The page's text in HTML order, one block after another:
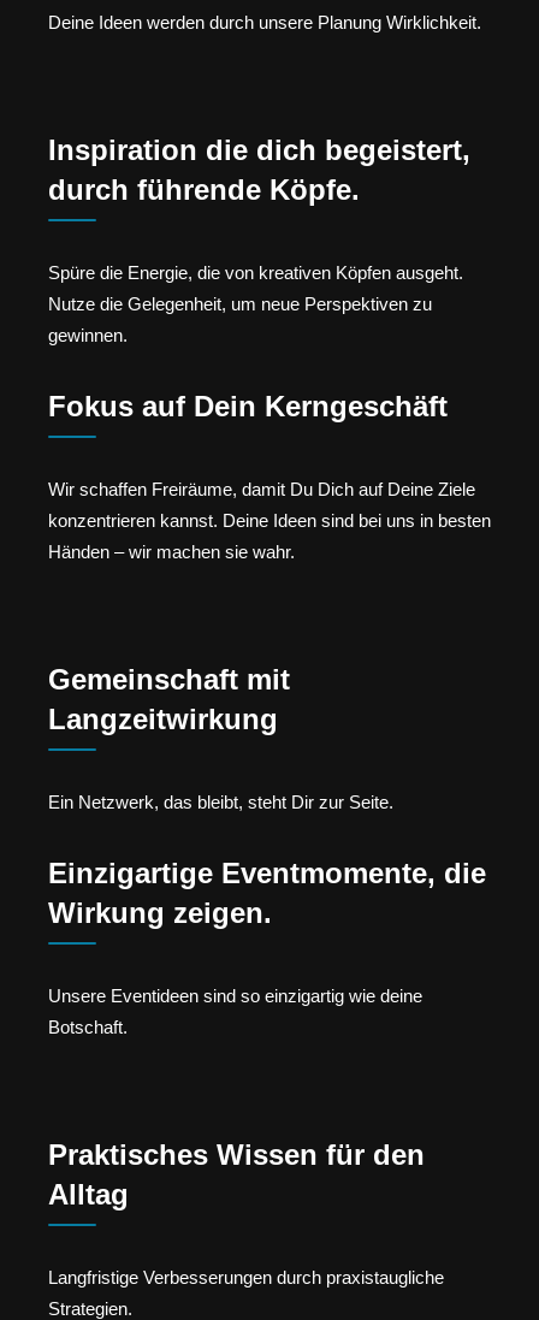
Deine Ideen werden durch unsere Planung Wirklichkeit.
Inspiration die dich begeistert,
durch führende Köpfe.
Spüre die Energie, die von kreativen Köpfen ausgeht.
Nutze die Gelegenheit, um neue Perspektiven zu
gewinnen.
Fokus auf Dein Kerngeschäft
Wir schaffen Freiräume, damit Du Dich auf Deine Ziele
konzentrieren kannst. Deine Ideen sind bei uns in besten
Händen – wir machen sie wahr.
Gemeinschaft mit
Langzeitwirkung
Ein Netzwerk, das bleibt, steht Dir zur Seite.
Einzigartige Eventmomente, die
Wirkung zeigen.
Unsere Eventideen sind so einzigartig wie deine
Botschaft.
Praktisches Wissen für den
Alltag
Langfristige Verbesserungen durch praxistaugliche
Strategien.